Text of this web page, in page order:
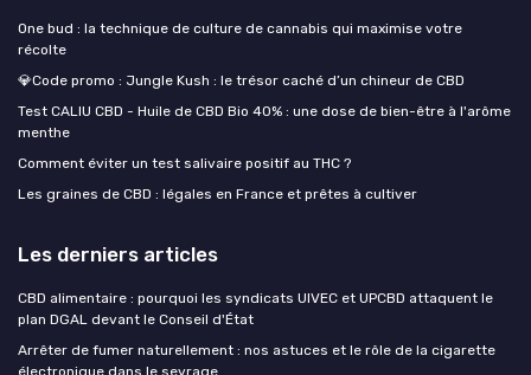
One bud : la technique de culture de cannabis qui maximise votre
récolte
💎Code promo : Jungle Kush : le trésor caché d’un chineur de CBD
Test CALIU CBD - Huile de CBD Bio 40% : une dose de bien-être à l'arôme
menthe
Comment éviter un test salivaire positif au THC ?
Les graines de CBD : légales en France et prêtes à cultiver
Les derniers articles
CBD alimentaire : pourquoi les syndicats UIVEC et UPCBD attaquent le
plan DGAL devant le Conseil d'État
Arrêter de fumer naturellement : nos astuces et le rôle de la cigarette
électronique dans le sevrage